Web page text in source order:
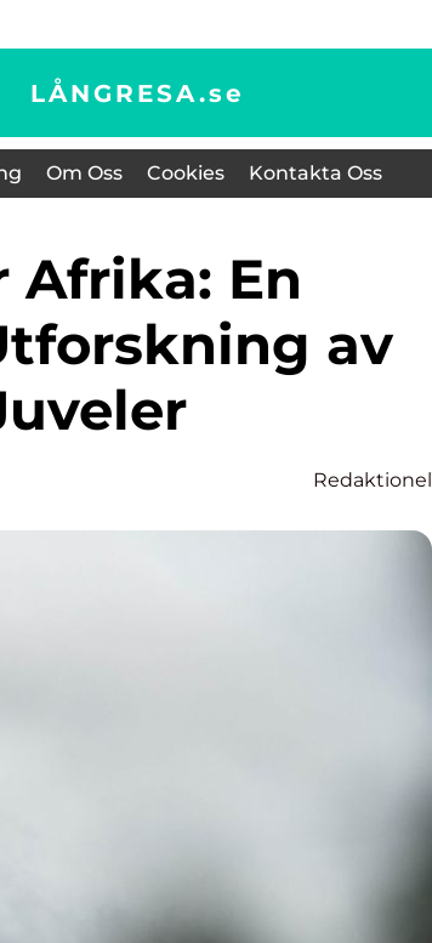
LÅNGRESA.se
Om Oss Cookies Kontakta Oss
av
Redaktionel